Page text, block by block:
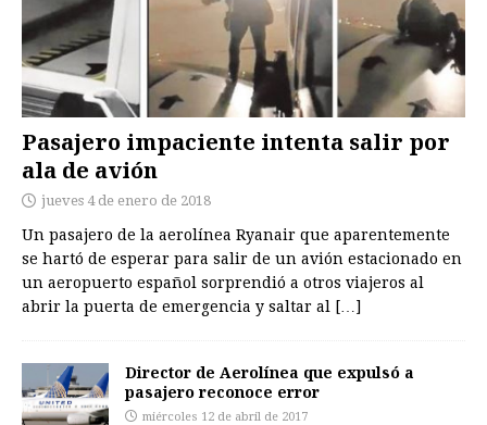
Pasajero impaciente intenta salir por
ala de avión
jueves 4 de enero de 2018
Un pasajero de la aerolínea Ryanair que aparentemente
se hartó de esperar para salir de un avión estacionado en
un aeropuerto español sorprendió a otros viajeros al
abrir la puerta de emergencia y saltar al
[…]
Director de Aerolínea que expulsó a
pasajero reconoce error
miércoles 12 de abril de 2017